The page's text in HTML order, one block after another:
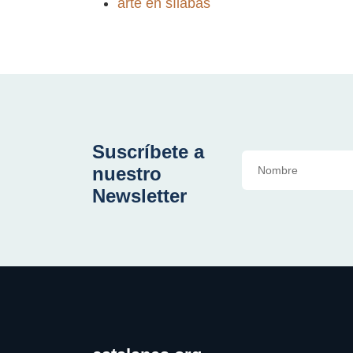
Suscríbete a
nuestro
Newsletter